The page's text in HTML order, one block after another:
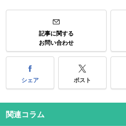
記事に関する
お問い合わせ
シェア ポスト
関連コラム